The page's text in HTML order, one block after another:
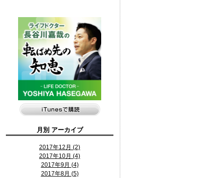
月別 アーカイブ
2017年12月 (2)
2017年10月 (4)
2017年9月 (4)
2017年8月 (5)